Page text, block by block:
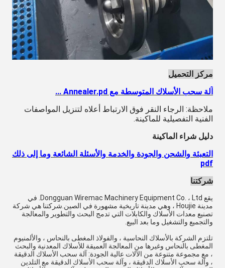
مركز التحميل
آلة سحب الأسلاك المتوسطة مع Annealer.pd ...
ملاحظة: الرجاء النقر فوق الارتباط أعلاه لتنزيل المواصفات
الفنية التفصيلية للماكينة.
دليل شراء الماكينة
التعبئة والشحن والجودة والخدمة والأسئلة الشائعة وما إلى ذلك
pdf
شركتنا
يقع Dongguan Wiremac Machinery Equipment Co. ، Ltd. في
مدينة Houjie ، وهي مدينة تاريخية مشهورة في الصين.شركتنا هي شركة
تصنيع معدات الأسلاك والكابلات التي تدمج البحث والتطوير والمعالجة
والتجميع والتشغيل وما بعد البيع.
تلتزم الشركة بالأسلاك النحاسية ، والفولاذ المغطى بالنحاس ، والألمنيوم
المغطى بالنحاس وغيرها من المعالجة العميقة للأسلاك المعدنية والبحث
، مع مجموعة متنوعة من الآلات عالية الجودة: آلة سحب الأسلاك الدقيقة
، وآلة سحب الأسلاك الدقيقة ، وآلة سحب الأسلاك الدقيقة مع التلدين